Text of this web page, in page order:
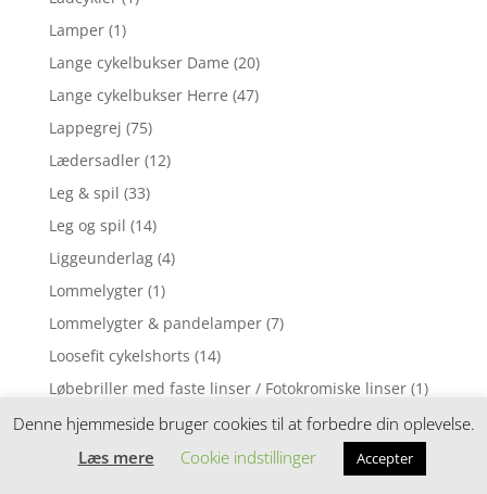
Lamper (1)
Lange cykelbukser Dame (20)
Lange cykelbukser Herre (47)
Lappegrej (75)
Lædersadler (12)
Leg & spil (33)
Leg og spil (14)
Liggeunderlag (4)
Lommelygter (1)
Lommelygter & pandelamper (7)
Loosefit cykelshorts (14)
Løbebriller med faste linser / Fotokromiske linser (1)
Løbebriller med styrke (2)
Løbecykel (31)
Denne hjemmeside bruger cookies til at forbedre din oplevelse.
Læs mere
Cookie indstillinger Accepter